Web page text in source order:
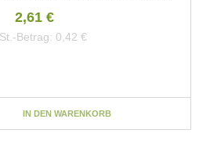
2,61 €
Betrag: 0,42 €